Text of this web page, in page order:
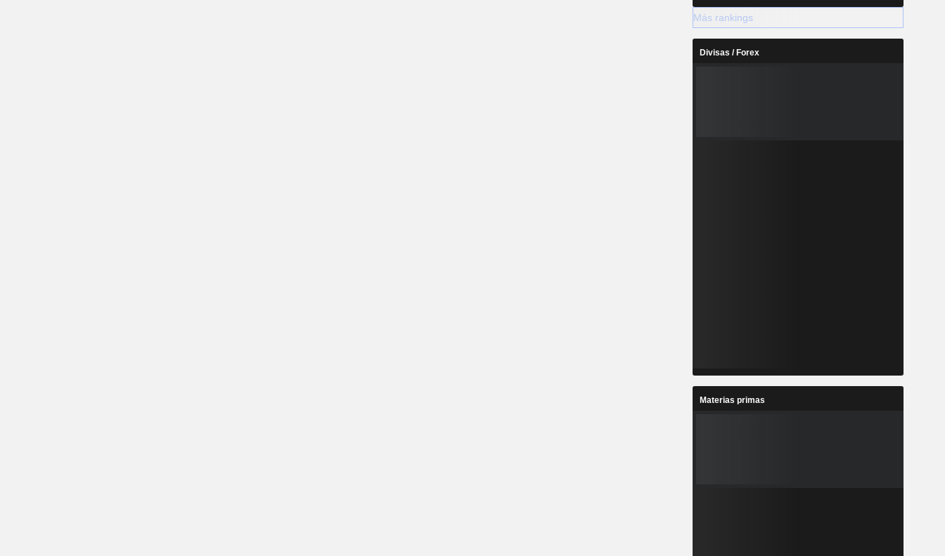
Más rankings
Divisas / Forex
Materias primas